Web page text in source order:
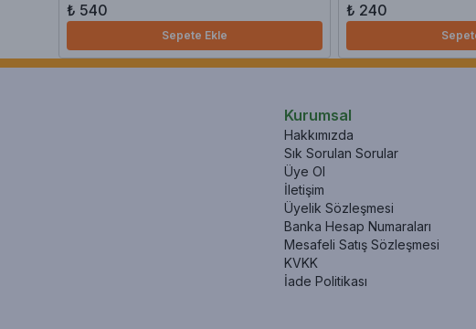
₺ 540
Sepete Ekle
₺ 240
Kurumsal
Hakkımızda
Sık Sorulan Sorular
Üye Ol
İletişim
Üyelik Sözleşmesi
Banka Hesap Numaraları
Mesafeli Satış Sözleşmesi
KVKK
İade Politikası